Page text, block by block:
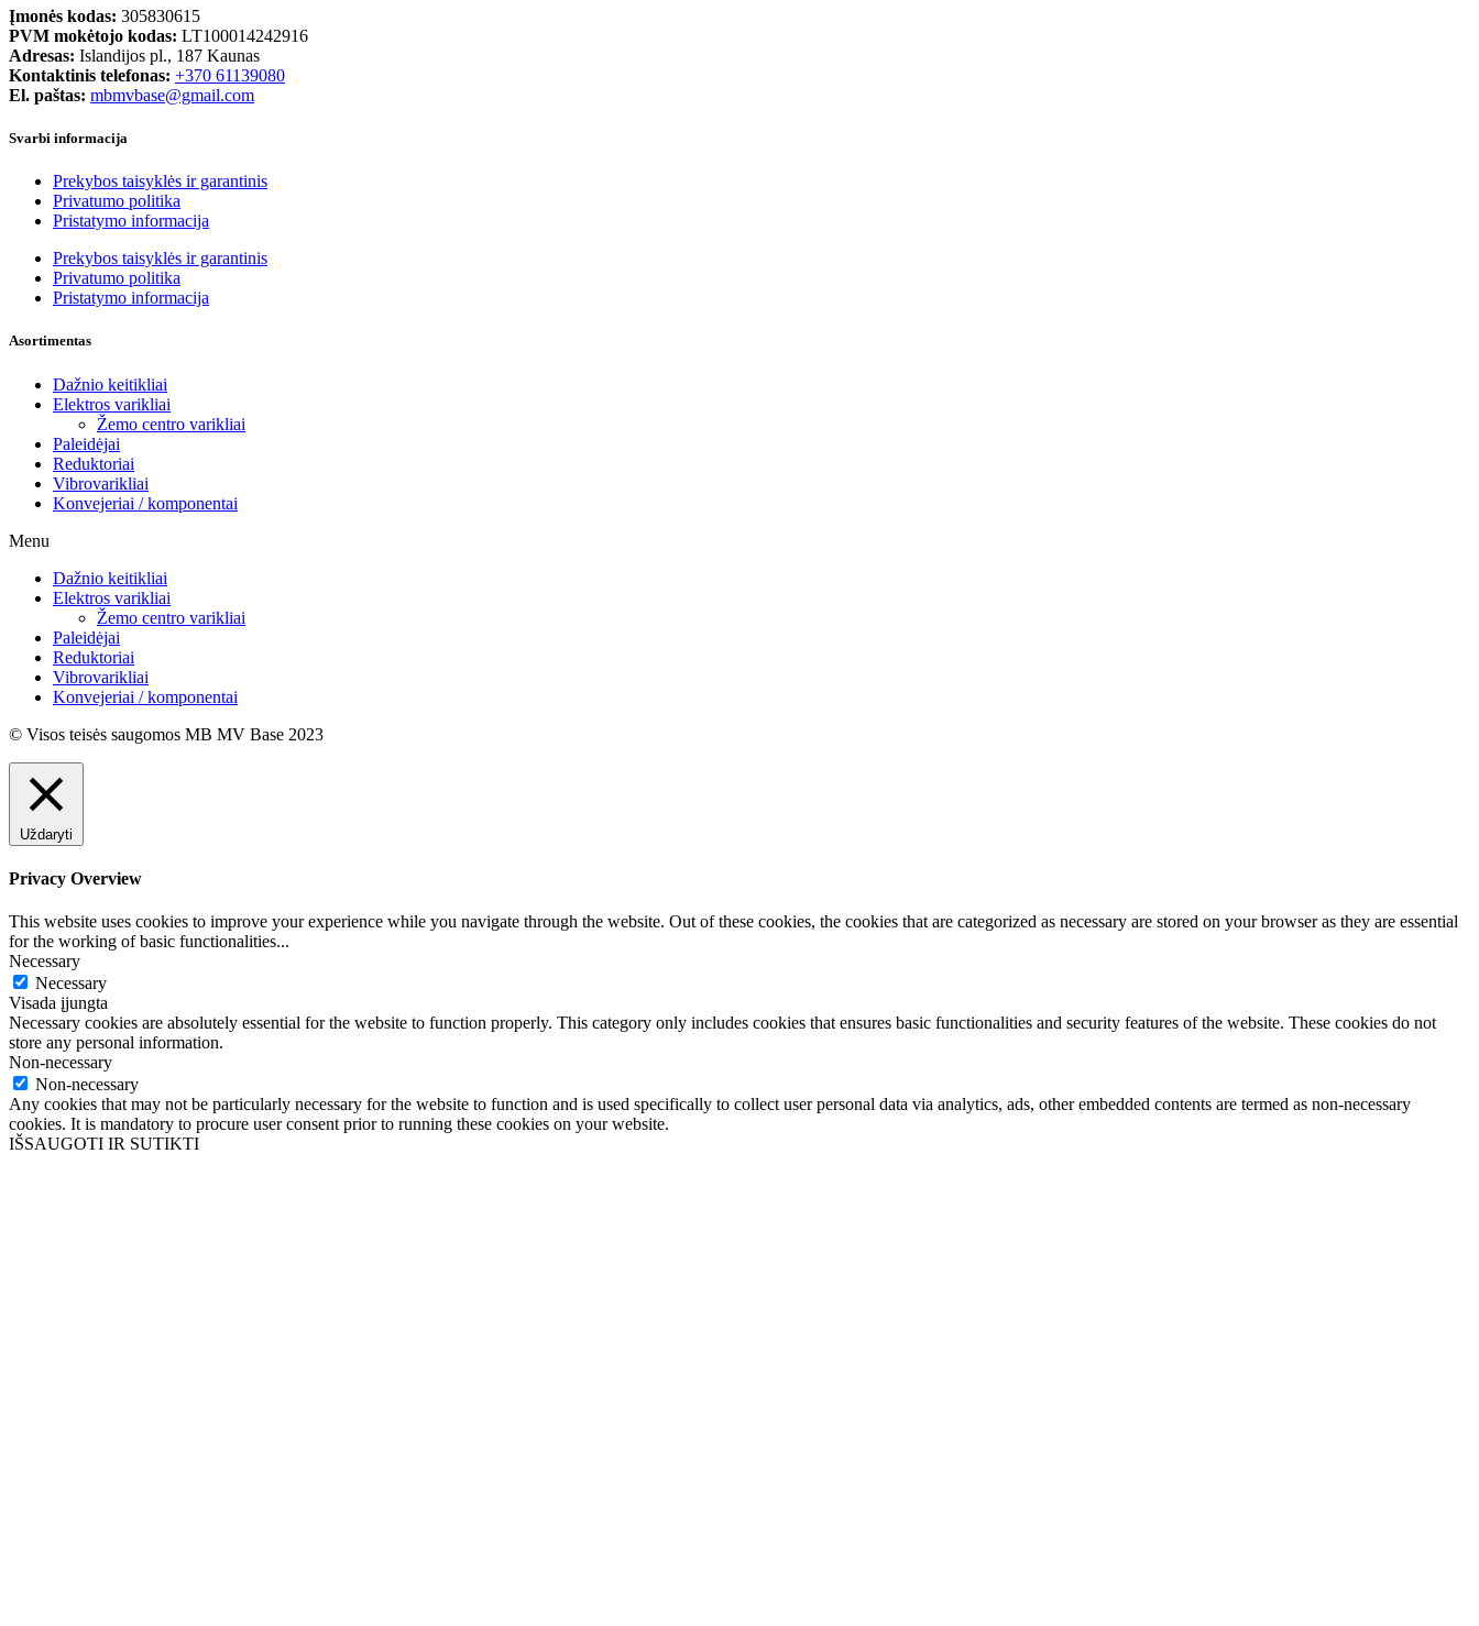
Įmonės kodas: 305830615
PVM mokėtojo kodas: LT100014242916
Adresas: Islandijos pl., 187 Kaunas
Kontaktinis telefonas: +370 61139080
El. paštas: mbmvbase@gmail.com
Svarbi informacija
Prekybos taisyklės ir garantinis
Privatumo politika
Pristatymo informacija
Prekybos taisyklės ir garantinis
Privatumo politika
Pristatymo informacija
Asortimentas
Dažnio keitikliai
Elektros varikliai
Žemo centro varikliai
Paleidėjai
Reduktoriai
Vibrovarikliai
Konvejeriai / komponentai
Menu
Dažnio keitikliai
Elektros varikliai
Žemo centro varikliai
Paleidėjai
Reduktoriai
Vibrovarikliai
Konvejeriai / komponentai
© Visos teisės saugomos MB MV Base 2023
Uždaryti
Privacy Overview
This website uses cookies to improve your experience while you navigate through the website. Out of these cookies, the cookies that are categorized as necessary are stored on your browser as they are essential
for the working of basic functionalities...
Necessary
Necessary
Visada įjungta
Necessary cookies are absolutely essential for the website to function properly. This category only includes cookies that ensures basic functionalities and security features of the website. These cookies do not
store any personal information.
Non-necessary
Non-necessary
Any cookies that may not be particularly necessary for the website to function and is used specifically to collect user personal data via analytics, ads, other embedded contents are termed as non-necessary
cookies. It is mandatory to procure user consent prior to running these cookies on your website.
IŠSAUGOTI IR SUTIKTI